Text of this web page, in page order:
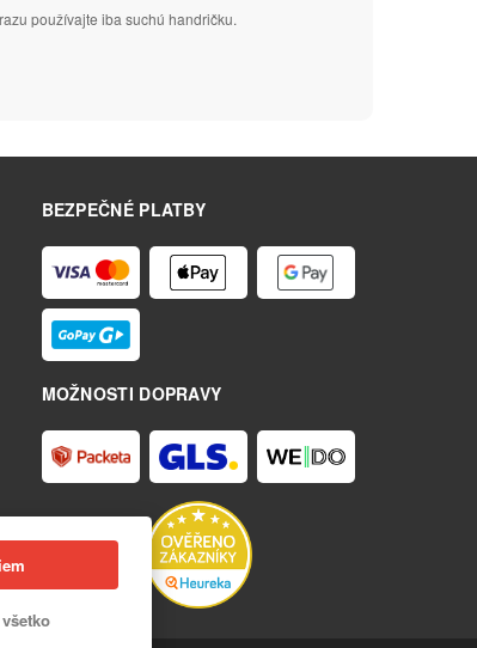
používajte iba suchú handričku.
BEZPEČNÉ PLATBY
MOŽNOSTI DOPRAVY